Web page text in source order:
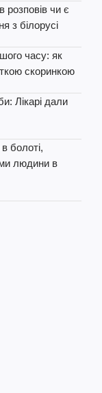
розповів чи є
з білорусі
часу: як
скоринкою
Лікарі дали
болоті,
людини в